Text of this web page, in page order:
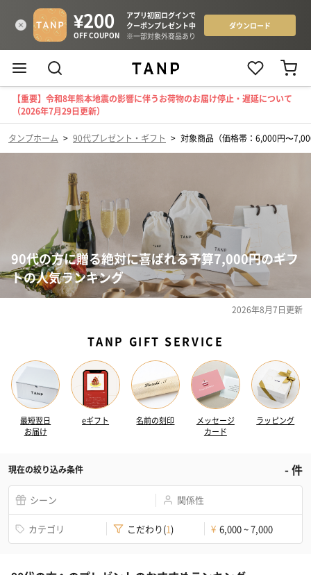
【重要】令和8年熊本地震の影響に伴うお荷物のお届け停止・遅延について
（2026年7月29日更新）
タンプホーム > 90代プレゼント・ギフト > 対象商品（価格帯：6,000円〜
90代の方に贈る絶対に喜ばれる予算7,000円のギフ
トの人気ランキング
2026年8月7日更新
TANP GIFT SERVICE
最短翌日
お届け
eギフト 名前の刻印
メッセージ
カード
ラッピング
現在の絞り込み条件 -件
シーン 関係性
カテゴリ こだわり(1) ¥ 6,000 ~ 7,000